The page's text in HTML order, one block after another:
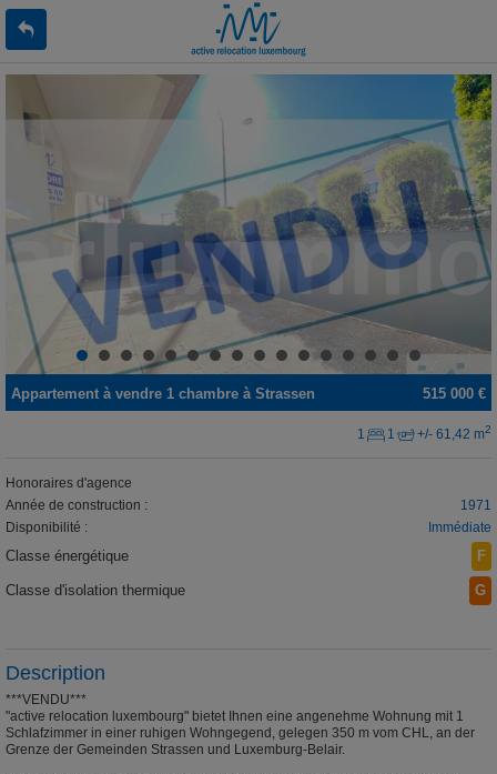
515 000 €
Appartement à vendre 1 chambre à Strassen
1 1 +/- 61,42 m2
Honoraires d'agence
Année de construction :
1971
Disponibilité :
Immédiate
Classe énergétique F
Classe d'isolation thermique G
Description
***VENDU***
"active relocation luxembourg" bietet Ihnen eine angenehme Wohnung mit 1
Schlafzimmer in einer ruhigen Wohngegend, gelegen 350 m vom CHL, an der
Grenze der Gemeinden Strassen und Luxemburg-Belair.